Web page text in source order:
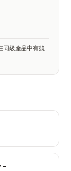
級產品中有競
-